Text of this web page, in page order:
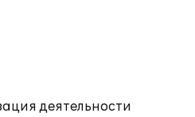
деятельности